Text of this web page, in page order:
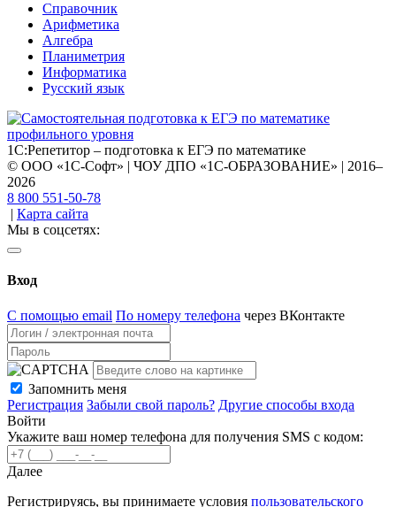
Справочник
Арифметика
Алгебра
Планиметрия
Информатика
Русский язык
1С:Репетитор – подготовка к ЕГЭ по математике
© ООО «1С-Софт» | ЧОУ ДПО «1С-ОБРАЗОВАНИЕ» | 2016–
2026
8 800 551-50-78
| Карта сайта
Мы в соцсетях:
Вход
С помощью email По номеру телефона через ВКонтакте
Запомнить меня
Регистрация Забыли свой пароль? Другие способы входа
Войти
Укажите ваш номер телефона для получения SMS с кодом:
Далее
Регистрируясь, вы принимаете условия пользовательского